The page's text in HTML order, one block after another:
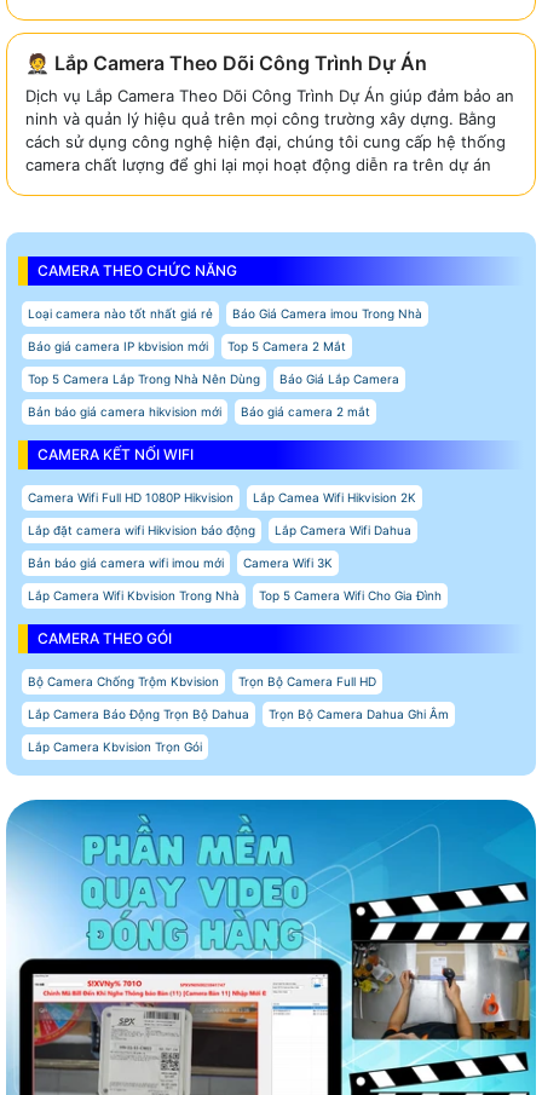
🤵 Lắp Camera Theo Dõi Công Trình Dự Án
Dịch vụ Lắp Camera Theo Dõi Công Trình Dự Án giúp đảm bảo an
ninh và quản lý hiệu quả trên mọi công trường xây dựng. Bằng
cách sử dụng công nghệ hiện đại, chúng tôi cung cấp hệ thống
camera chất lượng để ghi lại mọi hoạt động diễn ra trên dự án
CAMERA THEO CHỨC NĂNG
Loại camera nào tốt nhất giá rẻ Báo Giá Camera imou Trong Nhà
Báo giá camera IP kbvision mới Top 5 Camera 2 Mắt
Top 5 Camera Lắp Trong Nhà Nên Dùng Báo Giá Lắp Camera
Bản báo giá camera hikvision mới Báo giá camera 2 mắt
CAMERA KẾT NỐI WIFI
Camera Wifi Full HD 1080P Hikvision Lắp Camea Wifi Hikvision 2K
Lắp đặt camera wifi Hikvision báo động Lắp Camera Wifi Dahua
Bản báo giá camera wifi imou mới Camera Wifi 3K
Lắp Camera Wifi Kbvision Trong Nhà Top 5 Camera Wifi Cho Gia Đình
CAMERA THEO GÓI
Bộ Camera Chống Trộm Kbvision Trọn Bộ Camera Full HD
Lắp Camera Báo Động Trọn Bộ Dahua Trọn Bộ Camera Dahua Ghi Âm
Lắp Camera Kbvision Trọn Gói